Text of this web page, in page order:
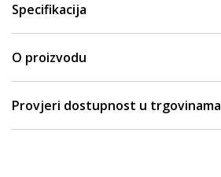
Specifikacija
O proizvodu
Provjeri dostupnost u trgovinama